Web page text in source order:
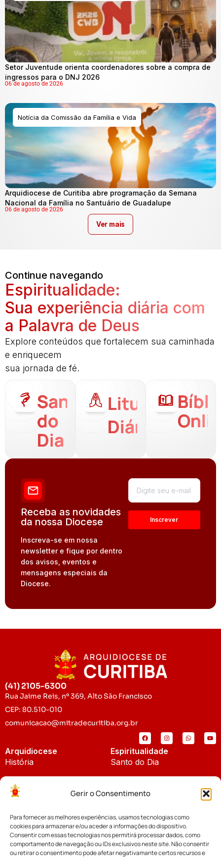
Gerir o Consentimento
Para fornecer as melhores experiências, usamos tecnologias como
cookies para armazenar e/ou aceder a informações do dispositivo.
Consentir com essas tecnologias nos permitirá processar dados, como
comportamento de navegação ou IDs exclusivos neste site. Não consentir
ou retirar o consentimento pode afetar negativamante certos recursos e
Setor Juventude orienta coordenadores sobre a compra de
ingressos para o DNJ 2026
06 de agosto de 2026
Notícia da Comissão da Família e Vida
Arquidiocese de Curitiba abre programação da Semana
Nacional da Família no Santuário de Guadalupe
06 de agosto de 2026
Ver mais
Continue navegando
Espiritualidade:
Sua experiência diária com
a Palavra de Deus
Explore conteúdos que fortalecem sua caminhada
e enriquecem
sua jornada de fé.
Santo
do
Dia
Liturgia
Diária
Receba as novidades
da nossa Diocese
Inscreva-se em nossa
newsletter e fique por dentro
dos avisos, eventos e
mensagens especiais da
Diocese.
(41) 2105-6300
Rua Jaime Reis, nº 369, Alto São Francisco
CEP: 80.510-010
comunicacao@mitradecuritiba.org.br
Arquidiocese
História
Padroeira
Espiritualidade
Santo do Dia
Notícias
Notícias da Arquidiocese
Notícias Cáritas
Cúria Diocesana
Fundo Diocesano